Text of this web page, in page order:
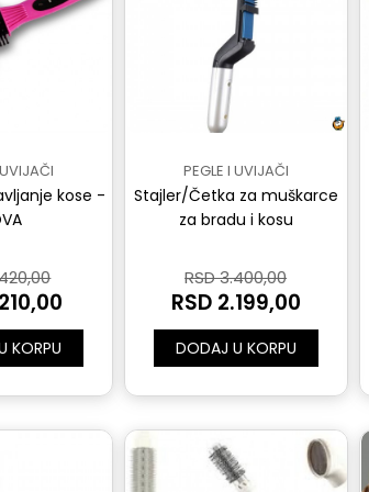
kose -
KORPU
PEGLE I UVIJAČI
Stajler/Četka za muškarce
za bradu i kosu
RSD 3.400,00
RSD 2.199,00
DODAJ U KORPU